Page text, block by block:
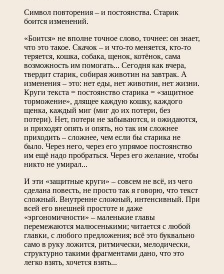
Символ повторения – и постоянства. Старик
боится изменений.
«Боится» не вполне точное слово, точнее: он знает,
что это такое. Скачок – и что-то меняется, кто-то
теряется, кошка, собака, щенок, котёнок, сама
возможность им помогать... Сегодня как вчера,
твердит старик, собирая животин на завтрак. А
изменения – это: нет еды, нет животин, нет жизни.
Круги текста = постоянство старика = «защитное
торможение», длящее каждую кошку, каждого
щенка, каждый миг (миг до их потери, без
потери). Нет, потери не забываются, и ожидаются,
и приходят опять и опять, но так им сложнее
приходить – сложнее, чем если бы старика не
было. Через него, через его упрямое постоянство
им ещё надо пробраться. Через его желание, чтобы
никто не умирал...
И эти «защитные круги» – совсем не всё, из чего
сделана повесть, не просто так я говорю, что текст
сложный. Внутренне сложный, интенсивный. При
всей его внешней простоте и даже
«эргономичности» – маленькие главы
перемежаются малюсенькими; читается с любой
главки, с любого предложения; всё это буквально
само в руку ложится, ритмически, мелодически,
структурно такими фрагментами дано, что это
легко взять, хочется взять...